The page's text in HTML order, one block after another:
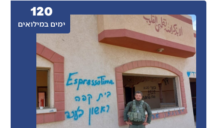
ימים במילואים
120